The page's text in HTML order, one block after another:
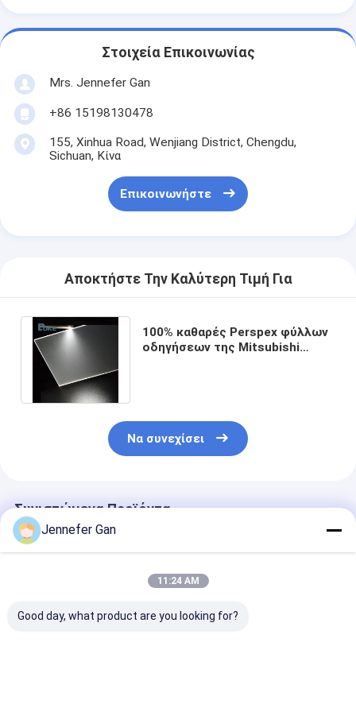
Στοιχεία Επικοινωνίας
Mrs. Jennefer Gan
+86 15198130478
155, Xinhua Road, Wenjiang District, Chengdu,
Sichuan, Κίνα
Επικοινωνήστε
Αποκτήστε Την Καλύτερη Τιμή Για
100% καθαρές Perspex φύλλων
οδηγήσεων της Mitsubishi
Να συνεχίσει
Συνιστώμενα Προϊόντα
Jennefer Gan
11:24 AM
Good day, what product are you looking for?